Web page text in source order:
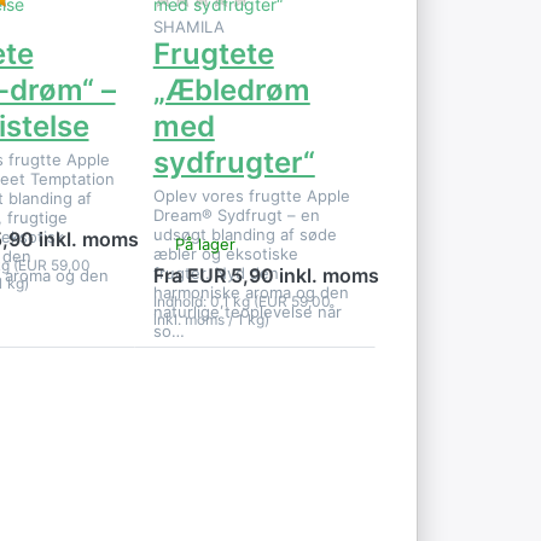
–
frugtte Apple
Temptation
blanding af
frugtige
aroma og den
inkl. moms
(EUR 59,00
kg)
SHAMILA
Frugtete
„Æbledrøm
med
sydfrugter“
Oplev vores frugtte Apple
Dream® Sydfrugt – en
udsøgt blanding af søde
æbler og eksotiske
frugter. Nyd den
harmoniske aroma og den
naturlige teoplevelse når
so…
På lager
Fra EUR 5,90 inkl. moms
Indhold: 0,1 kg (EUR 59,00
inkl. moms / 1 kg)